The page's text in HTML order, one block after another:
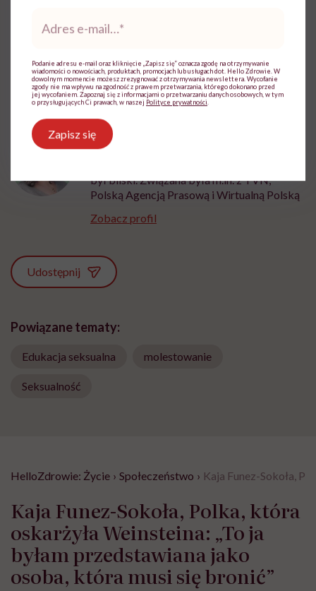
Ewelina Kaczmarczyk
był bliski. Związana była m.in. z TVN,
Polską Agencją Prasową i Wirtualną Polską
Zobacz profil
Udostępnij
Powiązane tematy:
Edukacja seksualna molestowanie
Seksualność
HelloZdrowie: Życie › Społeczeństwo › Kaja Funez-Sokoła,
Kaja Funez-Sokoła, Polka, która
oskarżyła Weinsteina: „To ja
byłam przedstawiana jako
osoba, która musi się bronić”
*
Podanie adresu e-mail oraz kliknięcie „Zapisz się” oznacza zgodę na otrzymywanie
wiadomości o nowościach, produktach, promocjach lub usługach dot. Hello Zdrowie. W
dowolnym momencie możesz zrezygnować z otrzymywania newslettera. Wycofanie
zgody nie ma wpływu na zgodność z prawem przetwarzania, którego dokonano przed
jej wycofaniem. Zapoznaj się z informacjami o przetwarzaniu danych osobowych, w tym
o przysługujących Ci prawach, w naszej Polityce prywatności
Zapisz się